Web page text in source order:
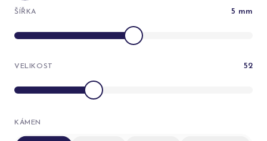
ŠÍŘKA 5 mm
VELIKOST 52
KÁMEN